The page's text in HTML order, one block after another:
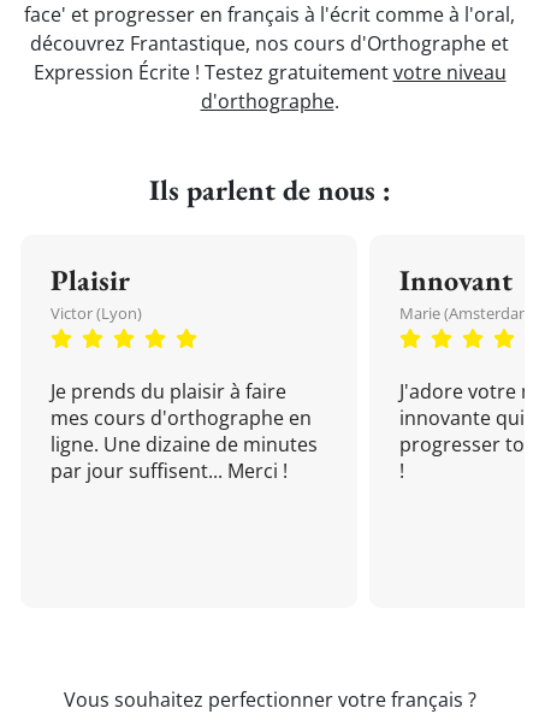
face' et progresser en français à l'écrit comme à l'oral,
découvrez Frantastique, nos cours d'Orthographe et
Expression Écrite ! Testez gratuitementvotre niveau
d'orthographe.
Ils parlent de nous :
Plaisir
Victor (Lyon)
Je prends du plaisir à faire
mes cours d'orthographe en
ligne. Une dizaine de minutes
par jour suffisent... Merci !
Innovant
Marie (Amsterdam)
J'adore votre
innovante qui
progresser
!
Vous souhaitez perfectionner votre français ?